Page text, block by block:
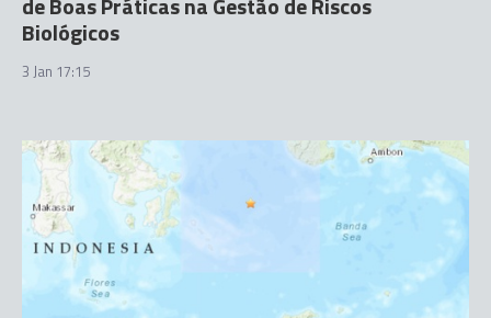
Biológicos
3 Jan 17:15